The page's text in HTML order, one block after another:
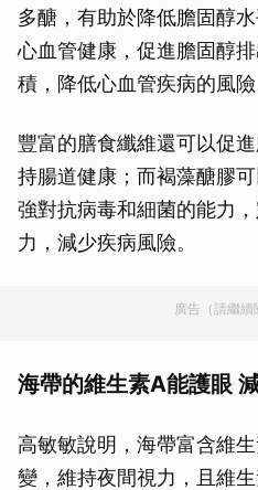
多醣，有助於降低膽固醇
心血管健康，促進膽固醇
積，降低心血管疾病的風險
豐富的膳食纖維還可以促
持腸道健康；而褐藻醣膠
強對抗病毒和細菌的能力
力，減少疾病風險。
廣告（請繼續
海帶的維生素A能護眼
高敏敏說明，海帶富含維
變，維持夜間視力，且維